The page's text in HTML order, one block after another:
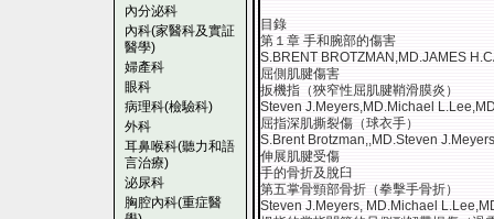
內分泌科
內科(家醫科及實証
醫學)
婦產科
眼科
病理科(檢驗科)
外科
耳鼻喉科(聽力和語
言治療)
泌尿科
胸腔內科(重症醫
目錄
第１章 手和腕部的傷害
S.BRENT BROTZMAN,MD.JAMES
屈側肌腱傷害
扳機指（狹窄性屈肌腱鞘滑膜炎）
Steven J.Meyers,MD.Michael
屈指深肌撕裂傷（球衣手）
S.Brent Brotzman,,MD.Steven
伸展肌腱受傷
手的骨折及脫臼
第五掌骨頸部骨折（拳擊手骨折）
Steven J.Meyers, MD.Michael